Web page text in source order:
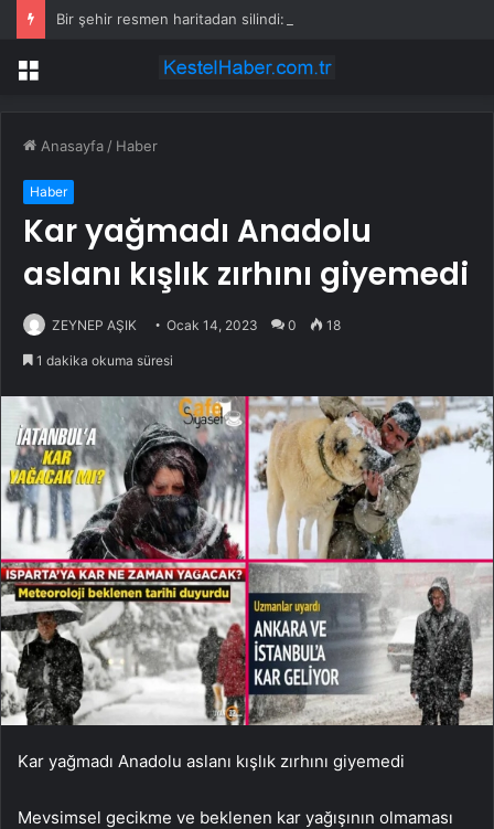
Bir şehir resmen haritadan silindi: Halk tahliye edildi
Menü
Anasayfa / Haber
Haber
Kar yağmadı Anadolu
aslanı kışlık zırhını giyemedi
ZEYNEP AŞIK Ocak 14, 2023 0 18
1 dakika okuma süresi
Kar yağmadı Anadolu aslanı kışlık zırhını giyemedi
Mevsimsel gecikme ve beklenen kar yağışının olmaması